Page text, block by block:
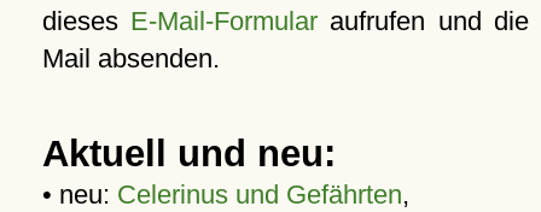
dieses E-Mail-Formular aufrufen und die
Mail absenden.
Aktuell und neu:
• neu: Celerinus und Gefährten,